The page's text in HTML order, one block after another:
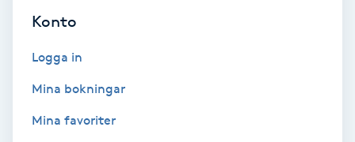
Herrklippning
Konto
Logga in
Mina bokningar
Mina favoriter